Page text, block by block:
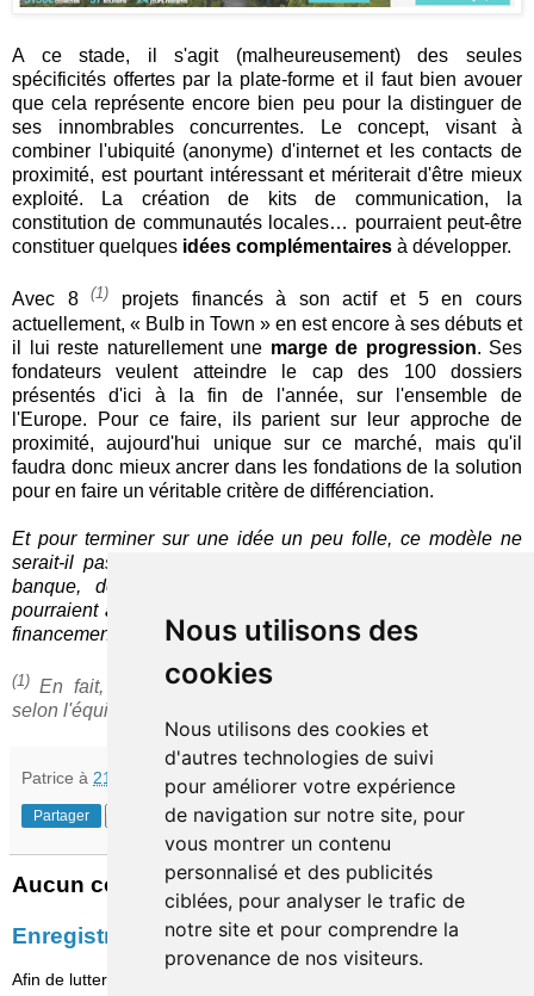
Nous utilisons des
cookies
Nous utilisons des cookies et
d'autres technologies de suivi
pour améliorer votre expérience
de navigation sur notre site, pour
vous montrer un contenu
personnalisé et des publicités
ciblées, pour analyser le trafic de
notre site et pour comprendre la
provenance de nos visiteurs.
A ce stade, il s'agit (malheureusement) des seules
spécificités offertes par la plate-forme et il faut bien avouer
que cela représente encore bien peu pour la distinguer de
ses innombrables concurrentes. Le concept, visant à
combiner l'ubiquité (anonyme) d'internet et les contacts de
proximité, est pourtant intéressant et mériterait d'être mieux
exploité. La création de kits de communication, la
constitution de communautés locales… pourraient peut-être
constituer quelques idées complémentaires à développer.
Avec 8 (1) projets financés à son actif et 5 en cours
actuellement, « Bulb in Town » en est encore à ses débuts et
il lui reste naturellement une marge de progression. Ses
fondateurs veulent atteindre le cap des 100 dossiers
présentés d'ici à la fin de l'année, sur l'ensemble de
l'Europe. Pour ce faire, ils parient sur leur approche de
proximité, aujourd'hui unique sur ce marché, mais qu'il
faudra donc mieux ancrer dans les fondations de la solution
pour en faire un véritable critère de différenciation.
Et pour terminer sur une idée un peu folle, ce modèle ne
serait-il pas un candidat idéal à un partenariat avec une
banque, dont les agences dispersées sur le territoire
pourraient ainsi jouer un rôle de relais des campagnes de
financement au plus près de leurs cibles ?
(1) En fait, une cinquantaine de projets ont été financés,
selon l'équipe de Bulb in Town.
Patrice à 21:35
Partager
Aucun commentaire:
Enregistrer un commentaire
Afin de lutter contre le spam, les commentaires ne